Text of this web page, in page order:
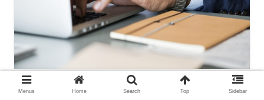
Menus Home Search Top Sidebar